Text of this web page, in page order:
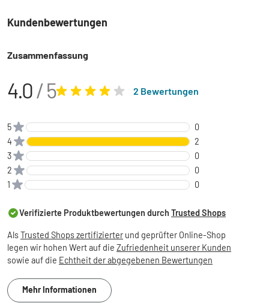
Kundenbewertungen
Zusammenfassung
4.0/ 5 2 Bewertungen
5
0
4
2
3
0
2
0
1
0
Verifizierte Produktbewertungen durch Trusted Shops
AlsTrusted Shops zertifizierter und geprüfter Online-Shop
legen wir hohen Wert auf die Zufriedenheit unserer Kunden
sowie auf die Echtheit der abgegebenen Bewertungen
Mehr Informationen